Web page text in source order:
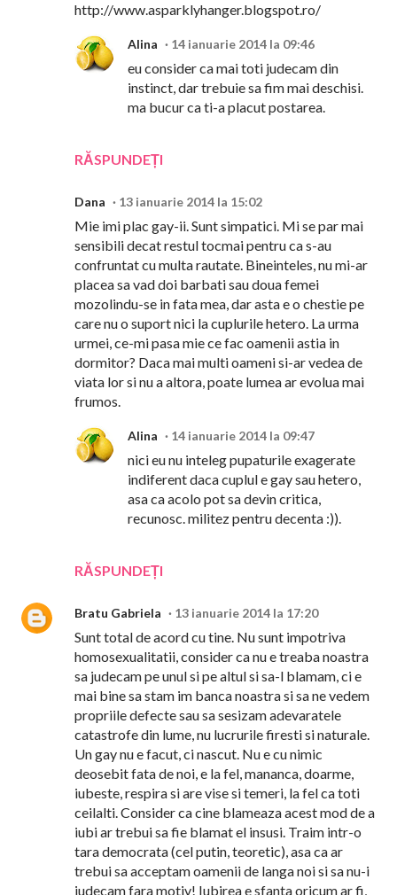
http://www.asparklyhanger.blogspot.ro/
RĂSPUNDEȚI
Alina 14 ianuarie 2014 la 09:46
eu consider ca mai toti judecam din
instinct, dar trebuie sa fim mai deschisi.
ma bucur ca ti-a placut postarea.
Dana 13 ianuarie 2014 la 15:02
Mie imi plac gay-ii. Sunt simpatici. Mi se par mai
sensibili decat restul tocmai pentru ca s-au
confruntat cu multa rautate. Bineinteles, nu mi-ar
placea sa vad doi barbati sau doua femei
mozolindu-se in fata mea, dar asta e o chestie pe
care nu o suport nici la cuplurile hetero. La urma
urmei, ce-mi pasa mie ce fac oamenii astia in
dormitor? Daca mai multi oameni si-ar vedea de
viata lor si nu a altora, poate lumea ar evolua mai
frumos.
RĂSPUNDEȚI
Alina 14 ianuarie 2014 la 09:47
nici eu nu inteleg pupaturile exagerate
indiferent daca cuplul e gay sau hetero,
asa ca acolo pot sa devin critica,
recunosc. militez pentru decenta :)).
Bratu Gabriela 13 ianuarie 2014 la 17:20
Sunt total de acord cu tine. Nu sunt impotriva
homosexualitatii, consider ca nu e treaba noastra
sa judecam pe unul si pe altul si sa-l blamam, ci e
mai bine sa stam im banca noastra si sa ne vedem
propriile defecte sau sa sesizam adevaratele
catastrofe din lume, nu lucrurile firesti si naturale.
Un gay nu e facut, ci nascut. Nu e cu nimic
deosebit fata de noi, e la fel, mananca, doarme,
iubeste, respira si are vise si temeri, la fel ca toti
ceilalti. Consider ca cine blameaza acest mod de a
iubi ar trebui sa fie blamat el insusi. Traim intr-o
tara democrata (cel putin, teoretic), asa ca ar
trebui sa acceptam oamenii de langa noi si sa nu-i
judecam fara motiv! Iubirea e sfanta oricum ar fi,